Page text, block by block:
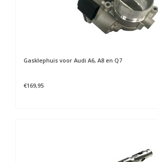
Gasklephuis voor Audi A6, A8 en Q7
€169,95